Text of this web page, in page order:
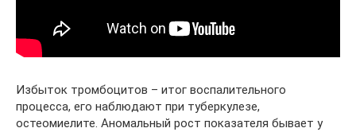
Избыток тромбоцитов – итог воспалительного
процесса, его наблюдают при туберкулезе,
остеомиелите. Аномальный рост показателя бывает у